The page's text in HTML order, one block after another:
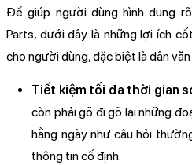
Để giúp người dùng hình dung
Parts, dưới đây là những lợi ích
cho người dùng, đặc biệt là dân
Tiết kiệm tối đa thời gian
còn phải gõ đi gõ lại những
hằng ngày như câu hỏi
thông tin cố định.